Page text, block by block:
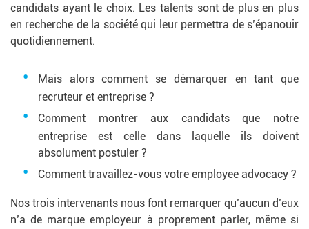
candidats ayant le choix. Les talents sont de plus en plus
en recherche de la société qui leur permettra de s’épanouir
quotidiennement.
Mais alors comment se démarquer en tant que
recruteur et entreprise ?
Comment montrer aux candidats que notre
entreprise est celle dans laquelle ils doivent
absolument postuler ?
Comment travaillez-vous votre employee advocacy ?
Nos trois intervenants nous font remarquer qu’aucun d’eux
n’a de marque employeur à proprement parler, même si